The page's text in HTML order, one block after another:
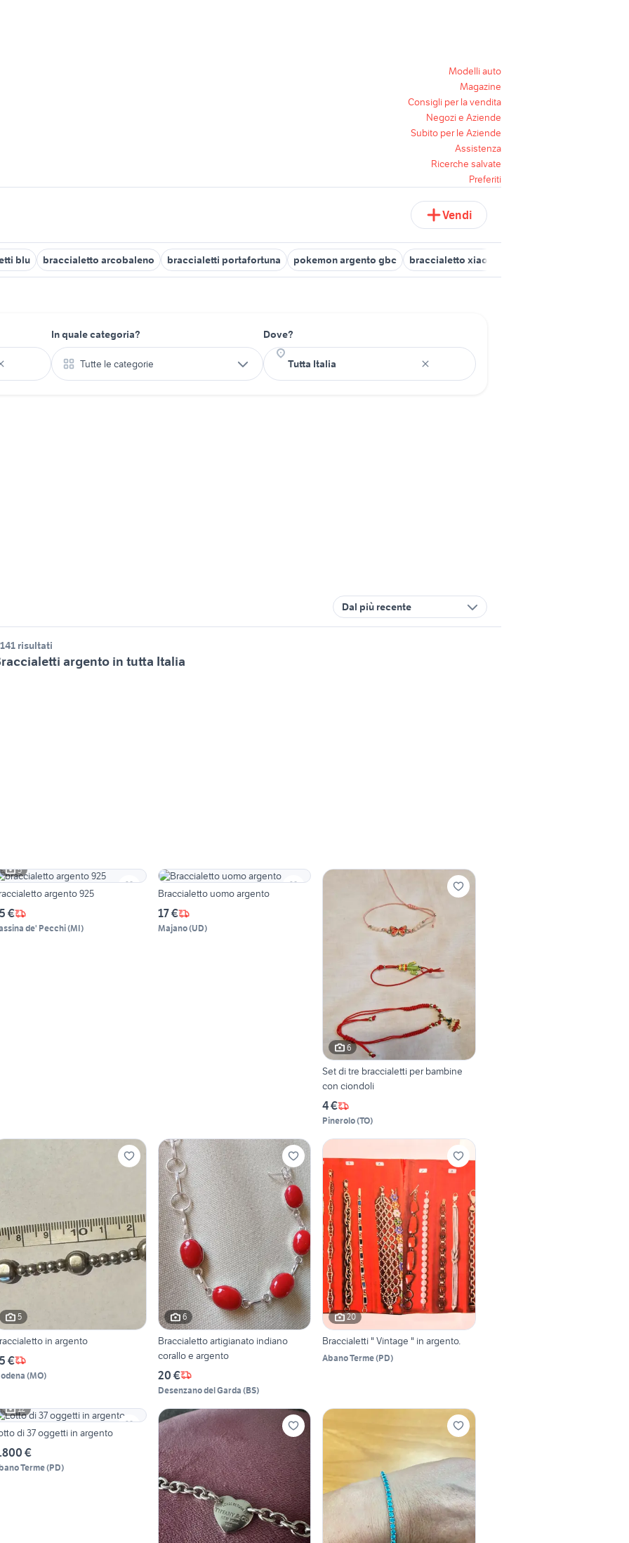
Modelli auto
Magazine
Consigli per la vendita
Negozi e Aziende
Subito per le Aziende
Assistenza
Ricerche salvate
Preferiti
Vendi
blu braccialetto arcobaleno braccialetti portafortuna pokemon argento gbc braccialetto xiaomi
In quale categoria?
Tutte le categorie
Dove?
Dal più recente
risultati
argento in tutta Italia
5
argento 925
€
de' Pecchi(MI)
Braccialetto uomo argento
17 €
Majano(UD)
6
Set di tre braccialetti per bambine
con ciondoli
4 €
Pinerolo(TO)
5
in argento
€
(MO)
6
Braccialetto artigianato indiano
corallo e argento
20 €
Desenzano del Garda (BS)
20
Braccialetti " Vintage " in argento.
Abano Terme(PD)
12
di 37 oggetti in argento
€
Terme(PD)